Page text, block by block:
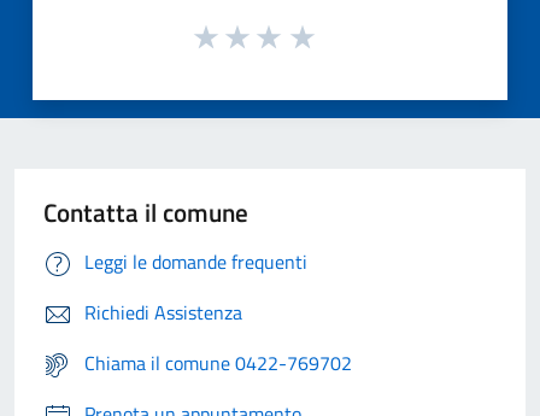
Contatta il comune
Leggi le domande frequenti
Richiedi Assistenza
Chiama il comune 0422-769702